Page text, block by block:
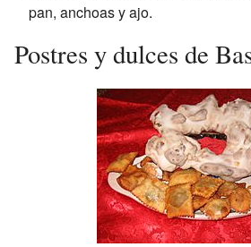
pan, anchoas y ajo.
Postres y dulces de